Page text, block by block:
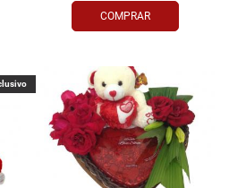
COMPRAR